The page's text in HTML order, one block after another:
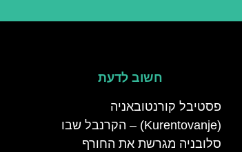
חשוב לדעת
פסטיבל קורנטובאניה
(Kurentovanje) – הקרנבל שבו
סלובניה מגרשת את החורף